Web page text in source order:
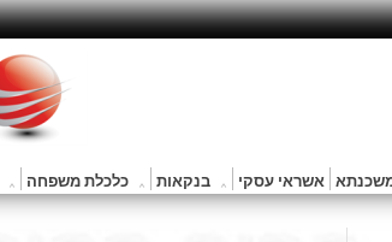
משכנתא אשראי עסקי בנקאות כלכלת משפחה